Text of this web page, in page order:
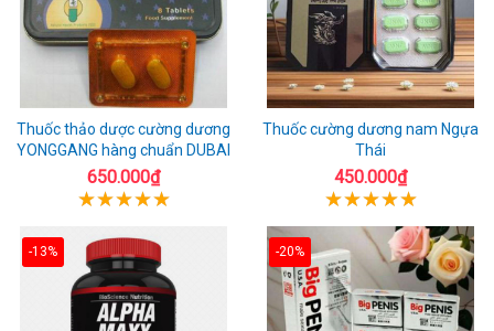
Thuốc thảo dược cường dương
YONGGANG hàng chuẩn DUBAI
650.000₫
Thuốc cường dương nam Ngựa
Thái
450.000₫
-13% -20%